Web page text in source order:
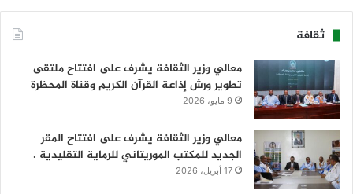
ثقافة
معالي وزير الثقافة يشرف على افتتاح ملتقى
تطوير ورش إذاعة القرآن الكريم وقناة المحظرة
9 مايو، 2026
معالي وزير الثقافة يشرف على افتتاح المقر
الجديد للمكتب الموريتاني للرماية التقليدية .
17 أبريل، 2026